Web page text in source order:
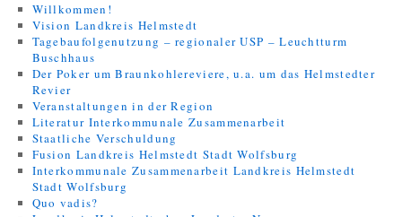
Willkommen!
Vision Landkreis Helmstedt
Tagebaufolgenutzung – regionaler USP – Leuchtturm
Buschhaus
Der Poker um Braunkohlereviere, u.a. um das Helmstedter
Revier
Veranstaltungen in der Region
Literatur Interkommunale Zusammenarbeit
Staatliche Verschuldung
Fusion Landkreis Helmstedt Stadt Wolfsburg
Interkommunale Zusammenarbeit Landkreis Helmstedt
Stadt Wolfsburg
Quo vadis?